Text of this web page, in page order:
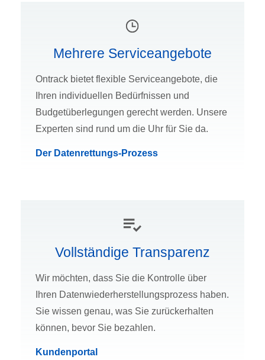
Mehrere Serviceangebote
Ontrack bietet flexible Serviceangebote, die
Ihren individuellen Bedürfnissen und
Budgetüberlegungen gerecht werden. Unsere
Experten sind rund um die Uhr für Sie da.
Der Datenrettungs-Prozess
Vollständige Transparenz
Wir möchten, dass Sie die Kontrolle über
Ihren Datenwiederherstellungsprozess haben.
Sie wissen genau, was Sie zurückerhalten
können, bevor Sie bezahlen.
Kundenportal